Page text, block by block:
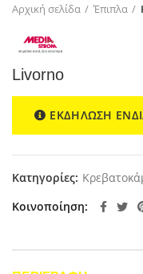
Αρχική σελίδα Έπιπλα
Livorno
ΕΚΔΗΛΩΣΗ
Κατηγορίες:
Κοινοποίηση